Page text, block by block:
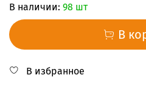
В наличии: 98 шт
В
В избранное